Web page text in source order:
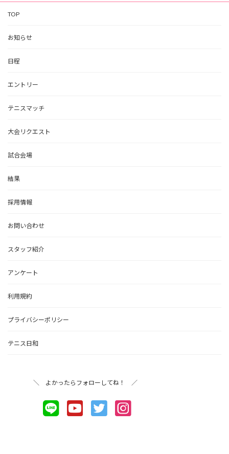
TOP
お知らせ
日程
エントリー
テニスマッチ
大会リクエスト
試合会場
結果
採用情報
お問い合わせ
スタッフ紹介
アンケート
利用規約
プライバシーポリシー
テニス日和
＼ よかったらフォローしてね！ ／